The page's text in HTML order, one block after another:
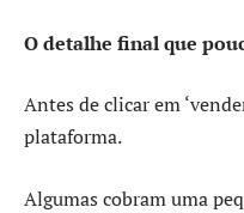
O detalhe final que
Antes de clicar em
plataforma.
Algumas cobram uma